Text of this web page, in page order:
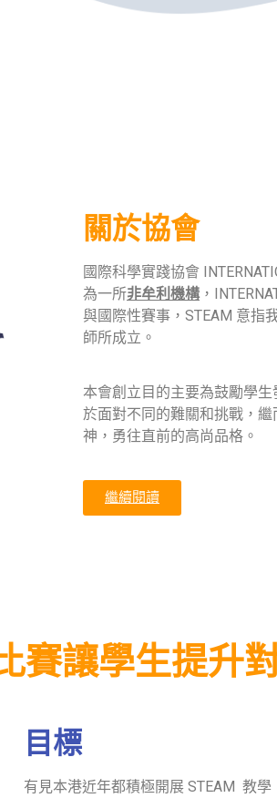
關於協會
國際科學實踐協會
為一所非牟利機構，
與國際性賽事，STEAM 意指
師所成立。
本會創立目的主要為鼓勵學
於面對不同的難關和挑戰，
神，勇往直前的高尚品格。
繼續閱讀
賽讓學生提升
目標
有見本港近年都積極開展 STEAM 教